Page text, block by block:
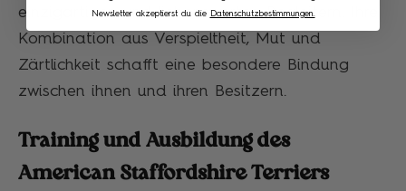
einzigartigen und liebenswerten Begleitern. Ihre
Kombination aus Verspieltheit, Mut und
Zärtlichkeit schafft eine besondere Bindung
zwischen ihnen und ihren Besitzern.
Training und Ausbildung des
American Staffordshire Terriers
Newsletter akzeptierst du die Datenschutzbestimmungen.